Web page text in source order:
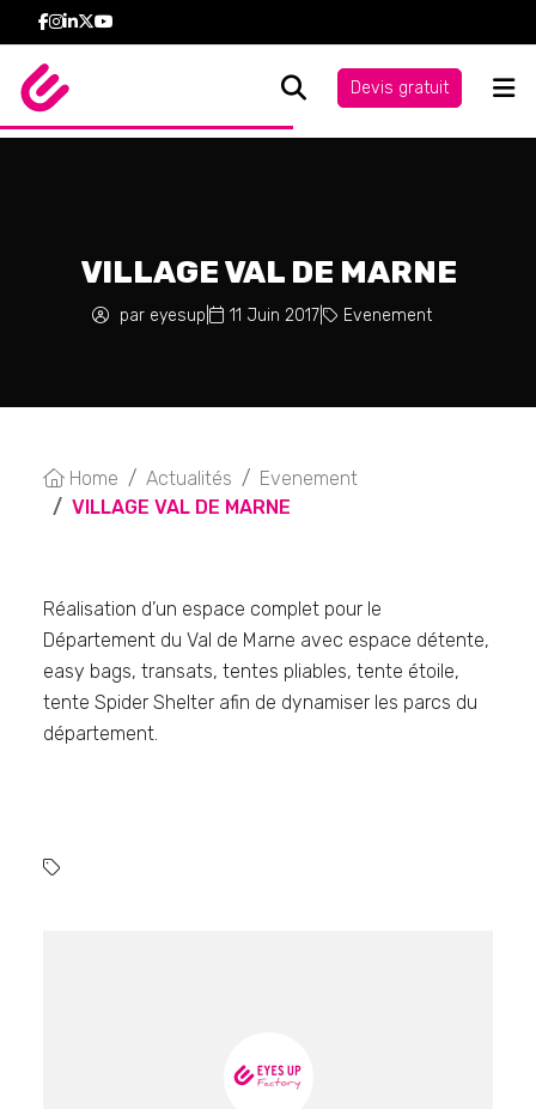
Devis gratuit
VILLAGE VAL DE MARNE
par eyesup 11 Juin 2017 Evenement
Home Actualités
Evenement
VILLAGE VAL DE MARNE
Réalisation d’un espace complet pour le
Département du Val de Marne avec espace détente,
easy bags, transats, tentes pliables, tente étoile,
tente Spider Shelter afin de dynamiser les parcs du
département.